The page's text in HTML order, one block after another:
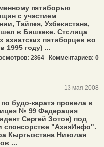
пятиборью
с участием
Тайпея, Узбекистана,
в Бишкеке. Столица
азиатских пятиборцев во
1995 году) ...
2864 Комментариев: 0
13 мая 2008
будо-каратэ провела в
№ 99 Федерация
Сергей Зотов) под
спонсорстве "АзияИнфо".
Кыргызстана Николая
...